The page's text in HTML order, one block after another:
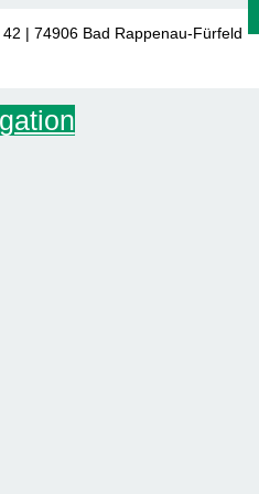
| 74906 Bad Rappenau-Fürfeld